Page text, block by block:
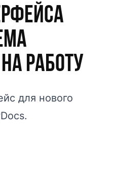
работу
для нового